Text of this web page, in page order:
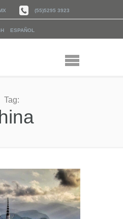
(55)5295 3923
ESPAÑOL
Tag: